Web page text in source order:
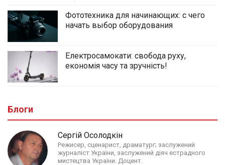
Фототехника для начинающих: с чего
начать выбор оборудования
Електросамокати: свобода руху,
економія часу та зручність!
Блоги
Сергій Осолодкін
Режисер, сценарист, драматург; заслужений
журналіст України, заслужений діяч естрадного
мистецтва України. Доцент.